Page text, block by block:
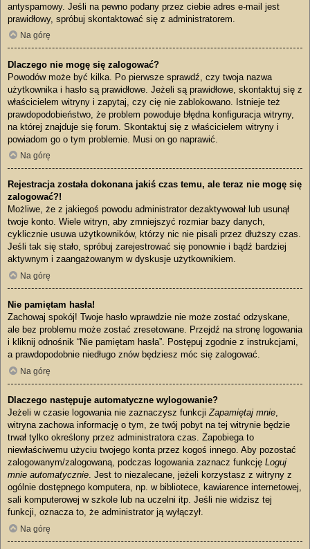
antyspamowy. Jeśli na pewno podany przez ciebie adres e-mail jest
prawidłowy, spróbuj skontaktować się z administratorem.
Na górę
Dlaczego nie mogę się zalogować?
Powodów może być kilka. Po pierwsze sprawdź, czy twoja nazwa
użytkownika i hasło są prawidłowe. Jeżeli są prawidłowe, skontaktuj się z
właścicielem witryny i zapytaj, czy cię nie zablokowano. Istnieje też
prawdopodobieństwo, że problem powoduje błędna konfiguracja witryny,
na której znajduje się forum. Skontaktuj się z właścicielem witryny i
powiadom go o tym problemie. Musi on go naprawić.
Na górę
Rejestracja została dokonana jakiś czas temu, ale teraz nie mogę się
zalogować?!
Możliwe, że z jakiegoś powodu administrator dezaktywował lub usunął
twoje konto. Wiele witryn, aby zmniejszyć rozmiar bazy danych,
cyklicznie usuwa użytkowników, którzy nic nie pisali przez dłuższy czas.
Jeśli tak się stało, spróbuj zarejestrować się ponownie i bądź bardziej
aktywnym i zaangażowanym w dyskusje użytkownikiem.
Na górę
Nie pamiętam hasła!
Zachowaj spokój! Twoje hasło wprawdzie nie może zostać odzyskane,
ale bez problemu może zostać zresetowane. Przejdź na stronę logowania
i kliknij odnośnik “Nie pamiętam hasła”. Postępuj zgodnie z instrukcjami,
a prawdopodobnie niedługo znów będziesz móc się zalogować.
Na górę
Dlaczego następuje automatyczne wylogowanie?
Jeżeli w czasie logowania nie zaznaczysz funkcji Zapamiętaj mnie
witryna zachowa informację o tym, że twój pobyt na tej witrynie będzie
trwał tylko określony przez administratora czas. Zapobiega to
niewłaściwemu użyciu twojego konta przez kogoś innego. Aby pozostać
zalogowanym/zalogowaną, podczas logowania zaznacz funkcję Loguj
mnie automatycznie . Jest to niezalecane, jeżeli korzystasz z witryny z
ogólnie dostępnego komputera, np. w bibliotece, kawiarence internetowej,
sali komputerowej w szkole lub na uczelni itp. Jeśli nie widzisz tej
funkcji, oznacza to, że administrator ją wyłączył.
Na górę